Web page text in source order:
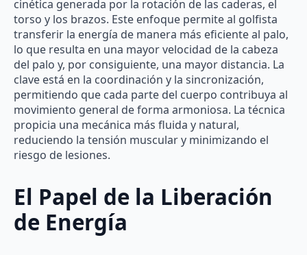
cinética generada por la rotación de las caderas, el
torso y los brazos. Este enfoque permite al golfista
transferir la energía de manera más eficiente al palo,
lo que resulta en una mayor velocidad de la cabeza
del palo y, por consiguiente, una mayor distancia. La
clave está en la coordinación y la sincronización,
permitiendo que cada parte del cuerpo contribuya al
movimiento general de forma armoniosa. La técnica
propicia una mecánica más fluida y natural,
reduciendo la tensión muscular y minimizando el
riesgo de lesiones.
El Papel de la Liberación
de Energía